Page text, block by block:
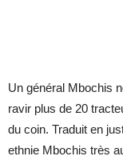
Un général Mbochis
ravir plus de 20
du coin. Traduit en
ethnie Mbochis très